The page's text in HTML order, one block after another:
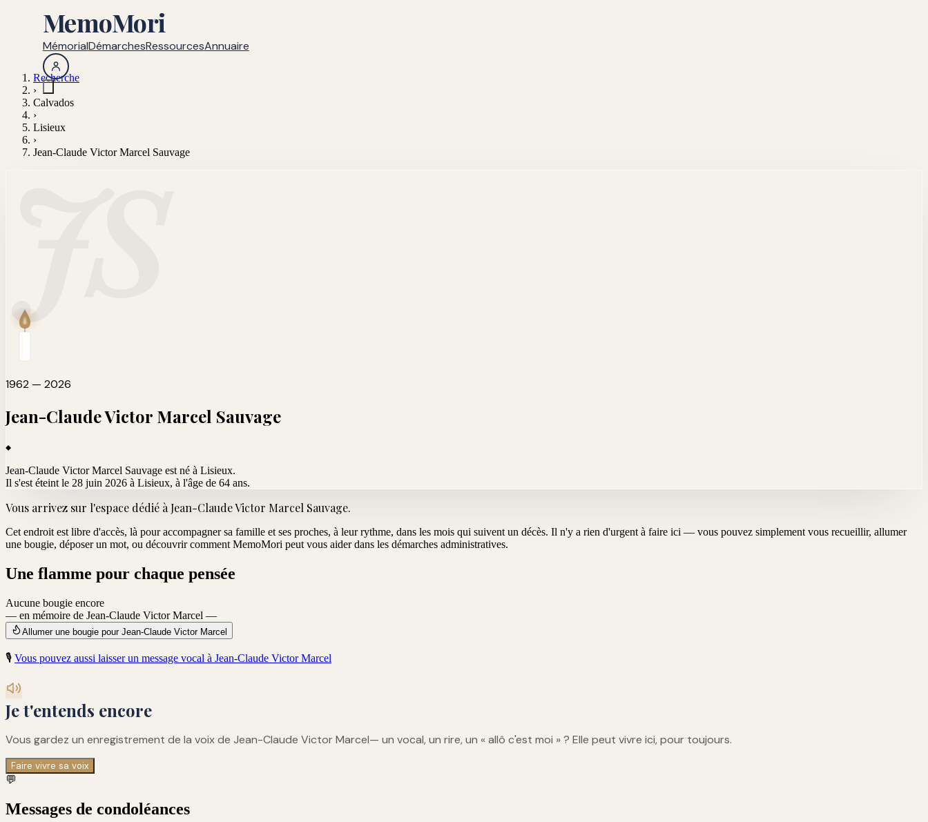
MemoMori
MémorialDémarchesRessourcesAnnuaire
Recherche
›
Calvados
›
Lisieux
›
Jean-Claude Victor Marcel Sauvage
1962 — 2026
Jean-Claude Victor Marcel Sauvage
Jean-Claude Victor Marcel Sauvage est né à Lisieux.
Il s'est éteint le 28 juin 2026 à Lisieux, à l'âge de 64 ans.
Vous arrivez sur l'espace dédié à Jean-Claude Victor Marcel Sauvage.
Cet endroit est libre d'accès, là pour accompagner sa famille et ses proches, à leur rythme, dans les mois qui suivent un décès. Il n'y a rien d'urgent à faire ici — vous pouvez simplement vous recueillir, allumer
une bougie, déposer un mot, ou découvrir comment MemoMori peut vous aider dans les démarches administratives.
Une flamme pour chaque pensée
Aucune bougie encore
— en mémoire de Jean-Claude Victor Marcel —
Allumer une bougie pour Jean-Claude Victor Marcel
🎙️ Vous pouvez aussi laisser un message vocal à Jean-Claude Victor Marcel
Je t'entends encore
Vous gardez un enregistrement de la voix de Jean-Claude Victor Marcel— un vocal, un rire, un « allô c'est moi » ? Elle peut vivre ici, pour toujours.
Faire vivre sa voix
💬
Messages de condoléances